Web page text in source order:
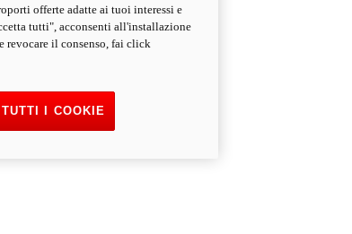
offerte adatte ai tuoi interessi e
tutti", acconsenti all'installazione
il consenso, fai click
I COOKIE